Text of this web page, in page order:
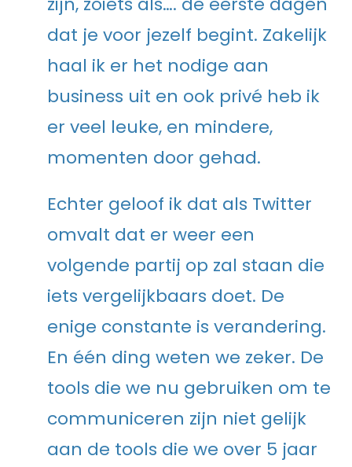
dat je voor jezelf begint. Zakelijk
haal ik er het nodige aan
business uit en ook privé heb ik
er veel leuke, en mindere,
momenten door gehad.
Echter geloof ik dat als Twitter
omvalt dat er weer een
volgende partij op zal staan die
iets vergelijkbaars doet. De
enige constante is verandering.
En één ding weten we zeker. De
tools die we nu gebruiken om te
communiceren zijn niet gelijk
aan de tools die we over 5 jaar